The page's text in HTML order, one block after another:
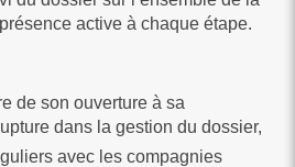
active à chaque étape.
de son ouverture à sa
dans la gestion du dossier,
avec les compagnies